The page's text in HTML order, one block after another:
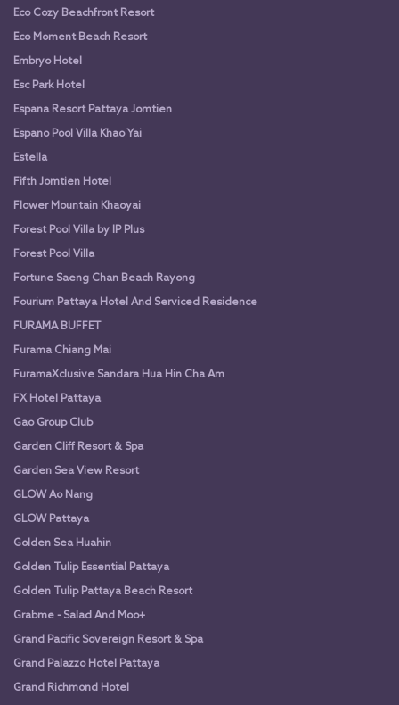
Eco Cozy Beachfront Resort
Eco Moment Beach Resort
Embryo Hotel
Esc Park Hotel
Espana Resort Pattaya Jomtien
Espano Pool Villa Khao Yai
Estella
Fifth Jomtien Hotel
Flower Mountain Khaoyai
Forest Pool Villa by IP Plus
Forest Pool Villa
Fortune Saeng Chan Beach Rayong
Fourium Pattaya Hotel And Serviced Residence
FURAMA BUFFET
Furama Chiang Mai
FuramaXclusive Sandara Hua Hin Cha Am
FX Hotel Pattaya
Gao Group Club
Garden Cliff Resort & Spa
Garden Sea View Resort
GLOW Ao Nang
GLOW Pattaya
Golden Sea Huahin
Golden Tulip Essential Pattaya
Golden Tulip Pattaya Beach Resort
Grabme - Salad And Moo+
Grand Pacific Sovereign Resort & Spa
Grand Palazzo Hotel Pattaya
Grand Richmond Hotel